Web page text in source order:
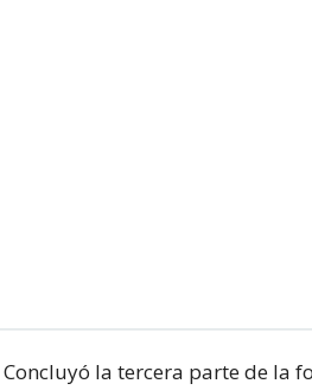
Concluyó la tercera parte de la